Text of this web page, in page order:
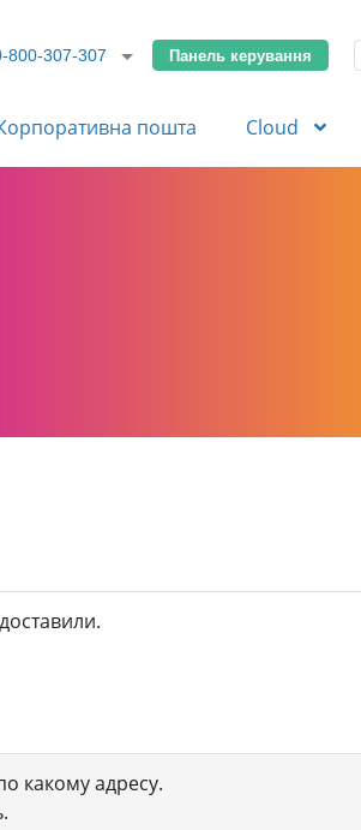
800-307-307 Панель керування
пошта Cloud
какому адресу.